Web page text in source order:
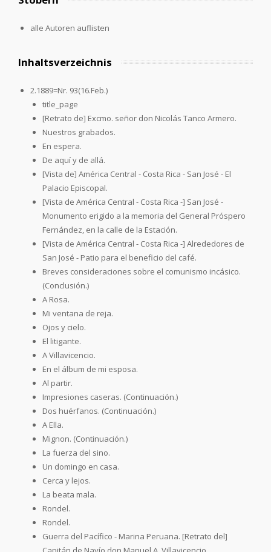
alle Autoren auflisten
Inhaltsverzeichnis
2.1889=Nr. 93(16.Feb.)
title_page
[Retrato de] Excmo. señor don Nicolás Tanco Armero.
Nuestros grabados.
En espera.
De aquí y de allá.
[Vista de] América Central - Costa Rica - San José - El
Palacio Episcopal.
[Vista de América Central - Costa Rica -] San José -
Monumento erigido a la memoria del General Próspero
Fernández, en la calle de la Estación.
[Vista de América Central - Costa Rica -] Alrededores de
San José - Patio para el beneficio del café.
Breves consideraciones sobre el comunismo incásico.
(Conclusión.)
A Rosa.
Mi ventana de reja.
Ojos y cielo.
El litigante.
A Villavicencio.
En el álbum de mi esposa.
Al partir.
Impresiones caseras. (Continuación.)
Dos huérfanos. (Continuación.)
A Ella.
Mignon. (Continuación.)
La fuerza del sino.
Un domingo en casa.
Cerca y lejos.
La beata mala.
Rondel.
Rondel.
Guerra del Pacífico - Marina Peruana. [Retrato del]